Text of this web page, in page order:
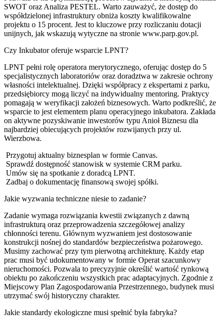
SWOT oraz Analiza PESTEL. Warto zauważyć, że dostęp do
współdzielonej infrastruktury obniża koszty kwalifikowalne
projektu o 15 procent. Jest to kluczowe przy rozliczaniu dotacji
unijnych, jak wskazują wytyczne na stronie www.parp.gov.pl.
Czy Inkubator oferuje wsparcie LPNT?
LPNT pełni rolę operatora merytorycznego, oferując dostęp do 5
specjalistycznych laboratoriów oraz doradztwa w zakresie ochrony
własności intelektualnej. Dzięki współpracy z ekspertami z parku,
przedsiębiorcy mogą liczyć na indywidualny mentoring. Praktycy
pomagają w weryfikacji założeń biznesowych. Warto podkreślić, że
wsparcie to jest elementem planu operacyjnego inkubatora. Zakłada
on aktywne pozyskiwanie inwestorów typu Anioł Biznesu dla
najbardziej obiecujących projektów rozwijanych przy ul.
Wierzbowa.
Przygotuj aktualny biznesplan w formie Canvas.
Sprawdź dostępność stanowisk w systemie CRM parku.
Umów się na spotkanie z doradcą LPNT.
Zadbaj o dokumentację finansową swojej spółki.
Jakie wyzwania techniczne niesie to zadanie?
Zadanie wymaga rozwiązania kwestii związanych z dawną
infrastrukturą oraz przeprowadzenia szczegółowej analizy
chłonności terenu. Głównym wyzwaniem jest dostosowanie
konstrukcji nośnej do standardów bezpieczeństwa pożarowego.
Musimy zachować przy tym pierwotną architekturę. Każdy etap
prac musi być udokumentowany w formie Operat szacunkowy
nieruchomości. Pozwala to precyzyjnie określić wartość rynkową
obiektu po zakończeniu wszystkich prac adaptacyjnych. Zgodnie z
Miejscowy Plan Zagospodarowania Przestrzennego, budynek musi
utrzymać swój historyczny charakter.
Jakie standardy ekologiczne musi spełnić była fabryka?